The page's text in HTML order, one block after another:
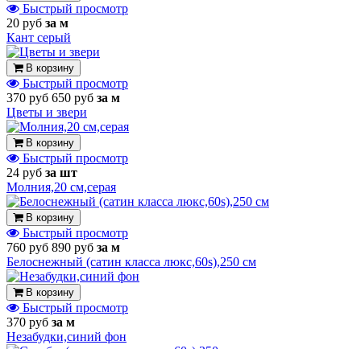
Быстрый просмотр
20 руб за м
Кант серый
В корзину
Быстрый просмотр
370 руб 650 руб за м
Цветы и звери
В корзину
Быстрый просмотр
24 руб за шт
Молния,20 см,серая
В корзину
Быстрый просмотр
760 руб 890 руб за м
Белоснежный (сатин класса люкс,60s),250 см
В корзину
Быстрый просмотр
370 руб за м
Незабудки,синий фон